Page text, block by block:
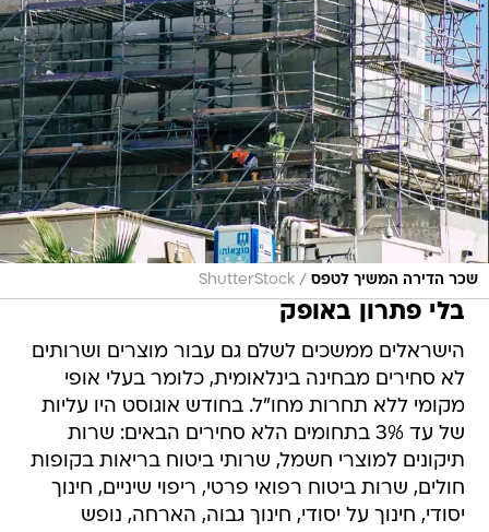
שכר הדירה המשיך לטפס /
ShutterStock
בלי פתרון באופק
הישראלים ממשכים לשלם גם עבור מוצרים ושרותים
לא סחירים מבחינה בינלאומית, כלומר בעלי אופי
מקומי ללא תחרות מחו"ל. בחודש אוגוסט היו עליות
של עד 3% בתחומים הלא סחירים הבאים: שרות
תיקונים למוצרי חשמל, שרותי ביטוח בריאות בקופות
חולים, שרות ביטוח רפואי פרטי, ריפוי שיניים, חינוך
יסודי, חינוך על יסודי, חינוך גבוה, הארחה, נופש